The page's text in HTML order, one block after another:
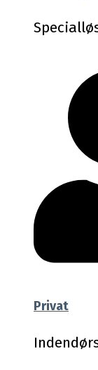
Privat